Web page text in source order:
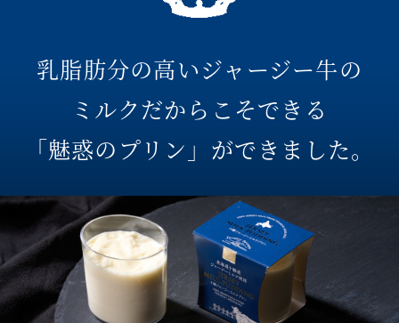
乳脂肪分の高いジャージー牛の
ミルクだからこそできる
「魅惑のプリン」ができました。